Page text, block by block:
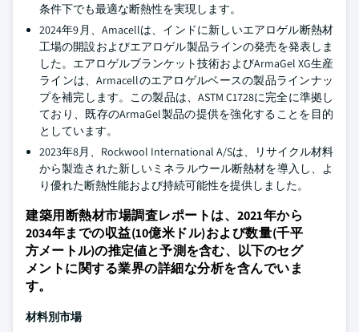
条件下でも最適な断熱性を実現します。
2024年9月、Amacellは、インドに新しいエアロゲル断熱材
工場の開設およびエアロゲル製品ラインの発売を発表しま
した。エアロゲルブランケット技術およびArmaGel XG生産
ラインは、Armacellのエアロゲルベースの製品ラインナッ
プを補完します。この製品は、ASTM C1728に完全に準拠し
ており、既存のArmaGel製品の提供を強化することを目的
としています。
2023年8月、Rockwool International A/Sは、リサイクル材料
から製造された新しいミネラルウール断熱材を導入し、よ
り優れた断熱性能および持続可能性を提供しました。
建築用断熱材市場調査レポートは、2021年から
2034年までの収益(10億米ドル)および数量(千平
方メートル)の推定値と予測を含む、以下のセグ
メントに関する業界の詳細な分析を含んでいま
す。
材料別市場